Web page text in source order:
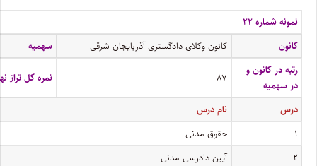
نمونه شماره ۲۲
کانون
کانون وکلای دادگستری آذربایجان شرقی
سهمیه
رتبه در کانون و
در سهمیه
۸۷ نمره کل تراز
درس
نام درس
۱
حقوق مدنی
۲
آیین دادرسی مدنی